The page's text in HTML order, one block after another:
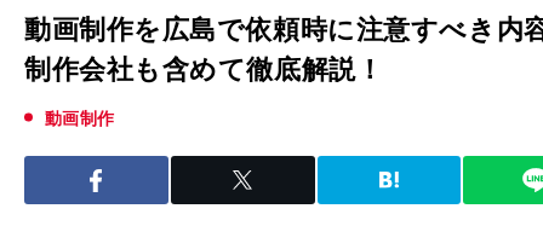
動画制作を広島で依頼時に注意すべき内
制作会社も含めて徹底解説！
動画制作